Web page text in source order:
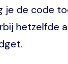
je de code
hetzelfde